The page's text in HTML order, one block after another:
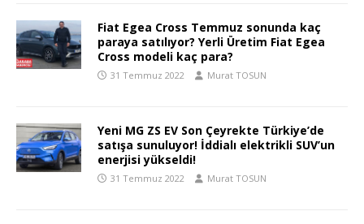
Fiat Egea Cross Temmuz sonunda kaç
paraya satılıyor? Yerli Üretim Fiat Egea
Cross modeli kaç para?
31 Temmuz 2022 Murat TOSUN
Yeni MG ZS EV Son Çeyrekte Türkiye’de
satışa sunuluyor! İddialı elektrikli SUV’un
enerjisi yükseldi!
31 Temmuz 2022 Murat TOSUN